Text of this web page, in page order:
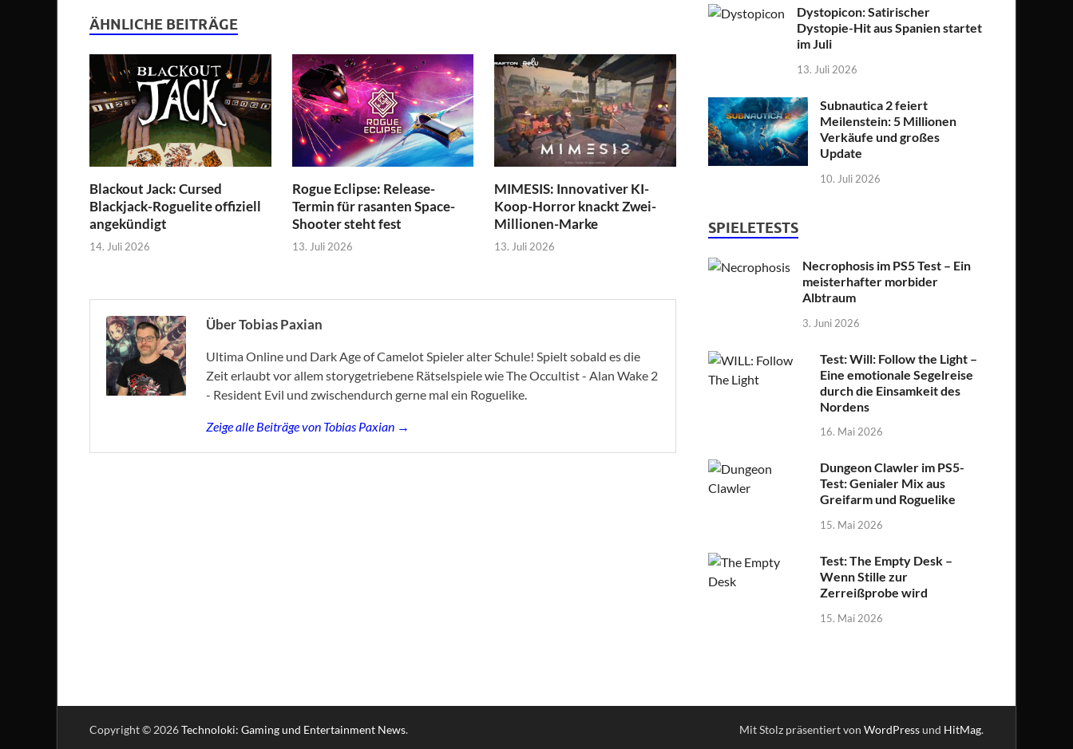
ÄHNLICHE BEITRÄGE
Blackout Jack: Cursed
Blackjack-Roguelite offiziell
angekündigt
14. Juli 2026
Rogue Eclipse: Release-
Termin für rasanten Space-
Shooter steht fest
13. Juli 2026
MIMESIS: Innovativer KI-
Koop-Horror knackt Zwei-
Millionen-Marke
13. Juli 2026
Über Tobias Paxian
Ultima Online und Dark Age of Camelot Spieler alter Schule! Spielt sobald es die
Zeit erlaubt vor allem storygetriebene Rätselspiele wie The Occultist - Alan Wake 2
- Resident Evil und zwischendurch gerne mal ein Roguelike.
Zeige alle Beiträge von Tobias Paxian →
Dystopicon: Satirischer
Dystopie-Hit aus Spanien startet
im Juli
13. Juli 2026
Subnautica 2 feiert
Meilenstein: 5 Millionen
Verkäufe und großes
Update
10. Juli 2026
SPIELETESTS
Necrophosis im PS5 Test – Ein
meisterhafter morbider
Albtraum
3. Juni 2026
Test: Will: Follow the Light –
Eine emotionale Segelreise
durch die Einsamkeit des
Nordens
16. Mai 2026
Dungeon Clawler im PS5-
Test: Genialer Mix aus
Greifarm und Roguelike
15. Mai 2026
Test: The Empty Desk –
Wenn Stille zur
Zerreißprobe wird
15. Mai 2026
Copyright © 2026Technoloki: Gaming und Entertainment News. Mit Stolz präsentiert von WordPressund HitMag.